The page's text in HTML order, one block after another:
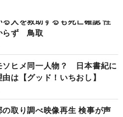
る人を救助するも死亡確認 性
らず 鳥取
ソヒメ同一人物？ 日本書紀に
は【グッド！いちおし】
の取り調べ映像再生 検事が声